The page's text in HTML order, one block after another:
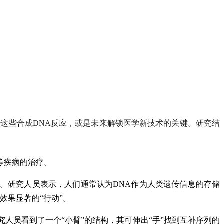
些合成DNA反应，或是未来解锁医学新技术的关键。研究结
病的治疗。
研究人员表示，人们通常认为DNA作为人类遗传信息的存储
显著的“行动”。
员看到了一个“小臂”的结构，其可伸出“手”找到互补序列的